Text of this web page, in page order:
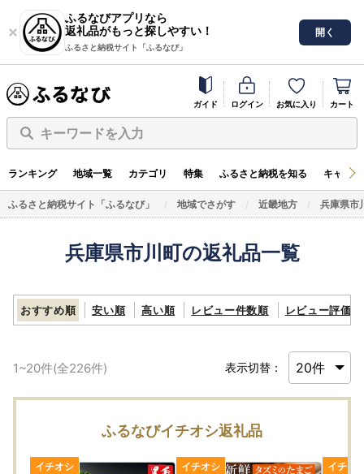
ふるなびアプリなら
返礼品がもっと探しやすい！
ふるさと納税サイト「ふるなび」
開く
ガイド ログイン お気に入り カート
キーワードを入力
ランキング 地域一覧 カテゴリ 特集 ふるさと納税を知る キャン
ふるさと納税サイト「ふるなび」 地域でさがす 近畿地方 兵庫県市
兵庫県市川町の返礼品一覧
おすすめ順 安い順 高い順 レビュー件数順 レビュー評価順
1~20件(全226件) 表示切替：
ふるなびイチオシ返礼品